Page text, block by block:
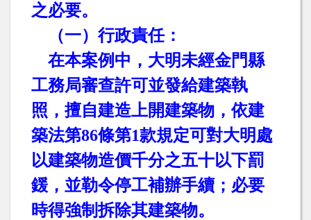
之必要。
（一）行政責任：
在本案例中，大明未經金門縣
工務局審查許可並發給建築執
照，擅自建造上開建築物，依建
築法第86條第1款規定可對大明處
以建築物造價千分之五十以下罰
鍰，並勒令停工補辦手續；必要
時得強制拆除其建築物。